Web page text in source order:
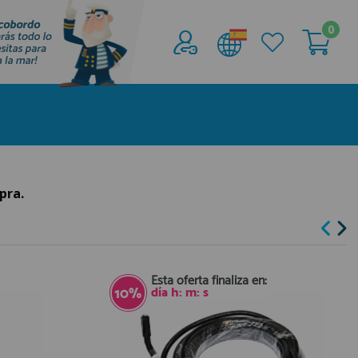
Acceder al
Área profesionales
registro profesional
0
10%
Esta oferta finaliza en:
díah: m:s